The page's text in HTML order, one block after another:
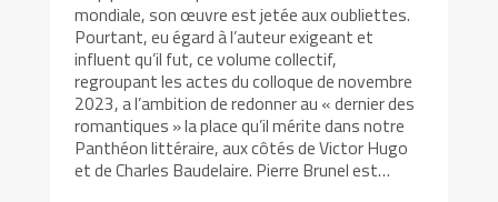
mondiale, son œuvre est jetée aux oubliettes.
Pourtant, eu égard à l’auteur exigeant et
influent qu’il fut, ce volume collectif,
regroupant les actes du colloque de novembre
2023, a l’ambition de redonner au « dernier des
romantiques » la place qu’il mérite dans notre
Panthéon littéraire, aux côtés de Victor Hugo
et de Charles Baudelaire. Pierre Brunel est…